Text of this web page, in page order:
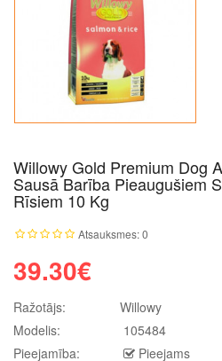
Willowy Gold Premium Dog
Sausā Barība Pieaugušiem
Rīsiem 10 Kg
Atsauksmes: 0
39.30€
Ražotājs:
Willowy
Modelis:
105484
Pieejamība:
Pieejams